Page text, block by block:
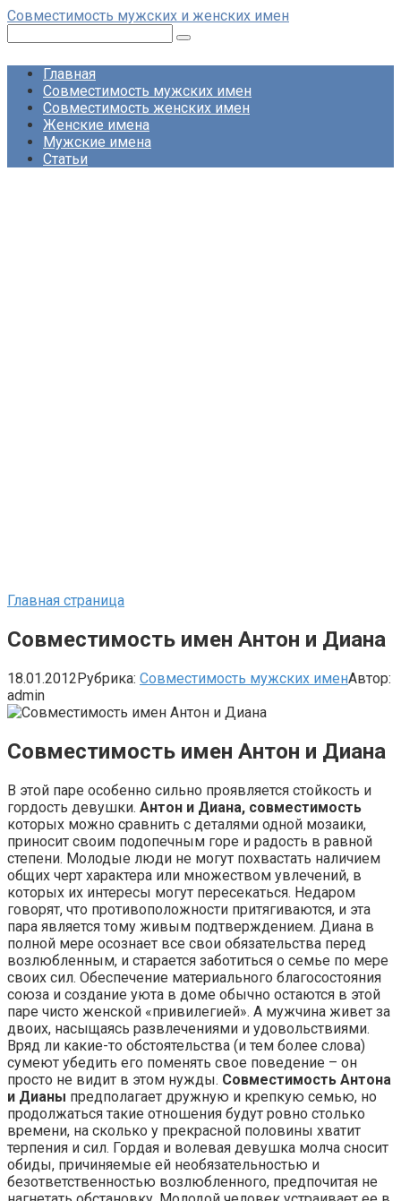
Перейти
контенту
Совместимость мужских и женских имен
Главная
Совместимость мужских имен
Совместимость женских имен
Женские имена
Мужские имена
Статьи
Главная страница
Совместимость имен Антон и Диана
18.01.2012Рубрика: Совместимость мужских именАвтор:
admin
Совместимость имен Антон и Диана
В этой паре особенно сильно проявляется стойкость и
гордость девушки. Антон и Диана, совместимость
которых можно сравнить с деталями одной мозаики,
приносит своим подопечным горе и радость в равной
степени. Молодые люди не могут похвастать наличием
общих черт характера или множеством увлечений, в
которых их интересы могут пересекаться. Недаром
говорят, что противоположности притягиваются, и эта
пара является тому живым подтверждением. Диана в
полной мере осознает все свои обязательства перед
возлюбленным, и старается заботиться о семье по мере
своих сил. Обеспечение материального благосостояния
союза и создание уюта в доме обычно остаются в этой
паре чисто женской «привилегией». А мужчина живет за
двоих, насыщаясь развлечениями и удовольствиями.
Вряд ли какие-то обстоятельства (и тем более слова)
сумеют убедить его поменять свое поведение – он
просто не видит в этом нужды. Совместимость Антона
и Дианы предполагает дружную и крепкую семью, но
продолжаться такие отношения будут ровно столько
времени, на сколько у прекрасной половины хватит
терпения и сил. Гордая и волевая девушка молча сносит
обиды, причиняемые ей необязательностью и
безответственностью возлюбленного, предпочитая не